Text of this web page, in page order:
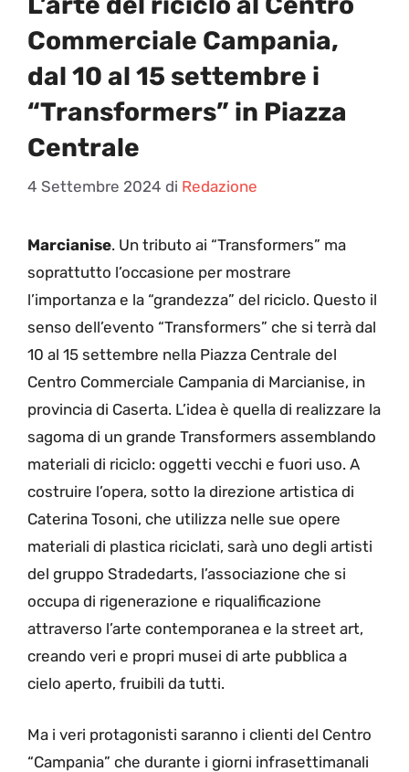
Commerciale Campania,
dal 10 al 15 settembre i
“Transformers” in Piazza
Centrale
4 Settembre 2024 di Redazione
Marcianise. Un tributo ai “Transformers” ma
soprattutto l’occasione per mostrare
l’importanza e la “grandezza” del riciclo. Questo il
senso dell’evento “Transformers” che si terrà dal
10 al 15 settembre nella Piazza Centrale del
Centro Commerciale Campania di Marcianise, in
provincia di Caserta. L’idea è quella di realizzare la
sagoma di un grande Transformers assemblando
materiali di riciclo: oggetti vecchi e fuori uso. A
costruire l’opera, sotto la direzione artistica di
Caterina Tosoni, che utilizza nelle sue opere
materiali di plastica riciclati, sarà uno degli artisti
del gruppo Stradedarts, l’associazione che si
occupa di rigenerazione e riqualificazione
attraverso l’arte contemporanea e la street art,
creando veri e propri musei di arte pubblica a
cielo aperto, fruibili da tutti.
Ma i veri protagonisti saranno i clienti del Centro
“Campania” che durante i giorni infrasettimanali